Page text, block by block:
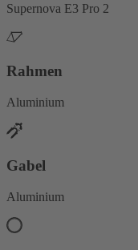
Supernova E3 Pro 2
Rahmen
Aluminium
Gabel
Aluminium